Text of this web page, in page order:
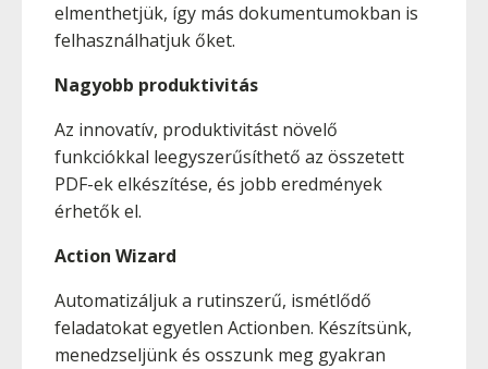
elmenthetjük, így más dokumentumokban is
felhasználhatjuk őket.
Nagyobb produktivitás
Az innovatív, produktivitást növelő
funkciókkal leegyszerűsíthető az összetett
PDF-ek elkészítése, és jobb eredmények
érhetők el.
Action Wizard
Automatizáljuk a rutinszerű, ismétlődő
feladatokat egyetlen Actionben. Készítsünk,
menedzseljünk és osszunk meg gyakran